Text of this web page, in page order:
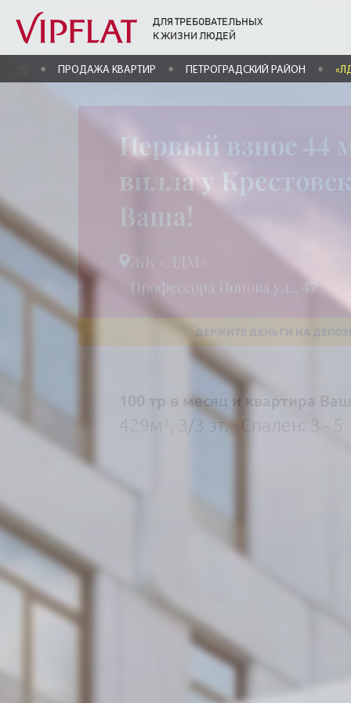
ДЛЯ ТРЕБОВАТЕЛЬНЫХ
К ЖИЗНИ ЛЮДЕЙ
ГЛАВНАЯПРОДАЖА КВАРТИР ПЕТРОГРАДСКИЙ РАЙОН
Первый взнос 44
вилла у
Ваша!
ЖК «ЛДМ»
Профессора Попова ул., 47
100 тр в месяц и квартира